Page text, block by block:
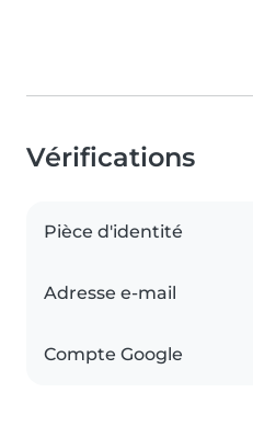
Vérifications
Pièce d'identité
Adresse e-mail
Compte Google